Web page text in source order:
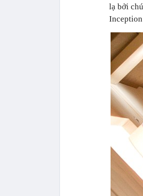
lạ bởi